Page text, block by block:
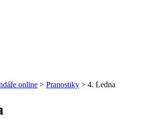
online > Pranostiky > 4. Ledna